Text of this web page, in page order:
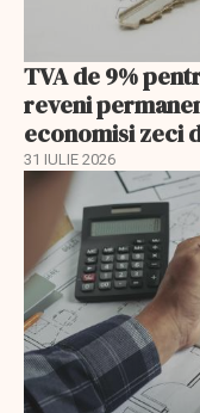
TVA de 9%
reveni
economisi zeci
31 IULIE 2026